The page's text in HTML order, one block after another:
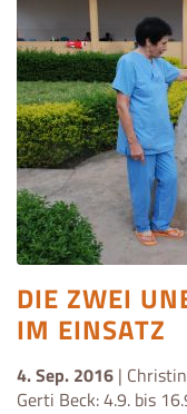
DIE ZWEI
IM EINSATZ
4. Sep. 2016 |
Gerti Beck: 4.9. bis